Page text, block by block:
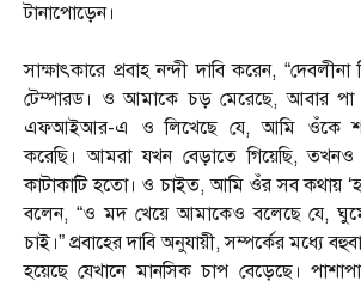
টানাপোড়েন।
সাক্ষাৎকারে প্রবাহ নন্দী দাবি করেন,
টেম্পারড। ও আমাকে চড় মেরেছে, আবার পা
এফআইআর-এ ও লিখেছে যে, আমি ওঁকে
করেছি। আমরা যখন বেড়াতে গিয়েছি,
কাটাকাটি হতো। ও চাইত, আমি ওঁর সব কথায়
বলেন, “ও মদ খেয়ে আমাকেও বলেছে যে,
চাই।” প্রবাহের দাবি অনুযায়ী, সম্পর্কের মধ্যে
হয়েছে যেখানে মানসিক চাপ বেড়েছে।